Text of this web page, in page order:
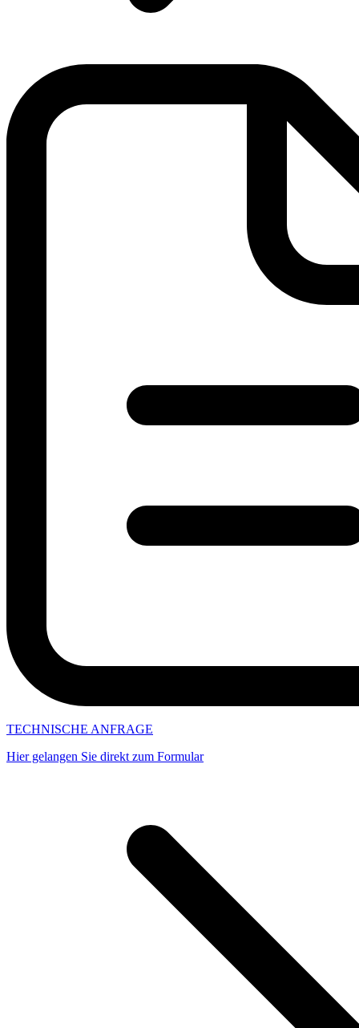
TECHNISCHE ANFRAGE
Hier gelangen Sie direkt zum Formular